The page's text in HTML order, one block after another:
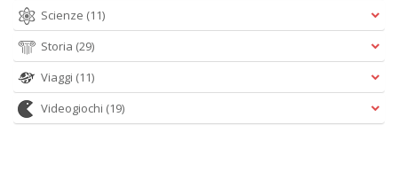
Scienze (11)
Storia (29)
Viaggi (11)
Videogiochi (19)